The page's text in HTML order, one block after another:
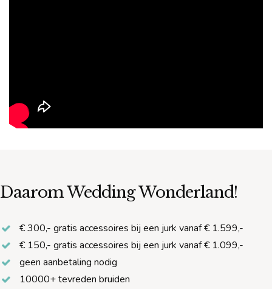
Daarom Wedding Wonderland!
€ 300,- gratis accessoires bij een jurk vanaf € 1.599,-
€ 150,- gratis accessoires bij een jurk vanaf € 1.099,-
geen aanbetaling nodig
10000+ tevreden bruiden